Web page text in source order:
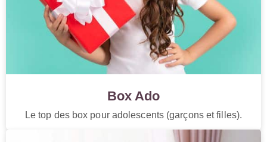
Box Ado
Le top des box pour adolescents (garçons et filles).